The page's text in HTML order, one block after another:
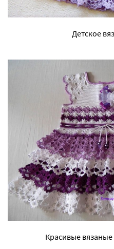
Детское
Красивые